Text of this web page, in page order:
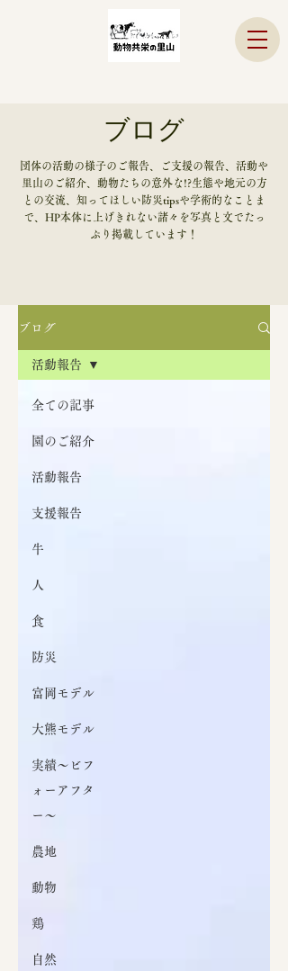
ブログ
​団体の活動の様子のご報告、ご支援の報告、活動や
里山のご紹介、動物たちの意外な!?生態や地元の方
との交流、知ってほしい防災tipsや学術的なことま
で、HP本体に上げきれない諸々を写真と文でたっ
ぷり掲載しています！
ブログ
全ての記事
園のご紹介
活動報告
支援報告
牛
人
食
防災
富岡モデル
大熊モデル
実績～ビフ
ォーアフタ
ー～
農地
動物
鶏
自然
活動報告